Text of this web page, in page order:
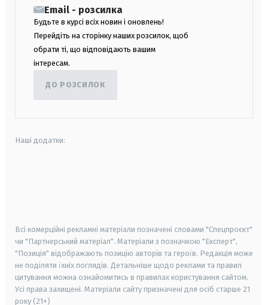
Email - розсилка
Будьте в курсі всіх новин і оновлень!
Перейдіть на сторінку наших розсилок, щоб
обрати ті, що відповідають вашим
інтересам.
ДО РОЗСИЛОК
Наші додатки:
Всі комерційні рекламні матеріали позначені словами "Спецпроєкт"
чи "Партнерський матеріал". Матеріали з позначкою "Експерт",
"Позиція" відображають позицію авторів та героїв. Редакція може
не поділяти їхніх поглядів. Детальніше щодо реклами та правил
цитування можна ознайомитись в правилах користування сайтом.
Усі права захищені. Матеріали сайту призначені для осіб старше 21
року (21+)